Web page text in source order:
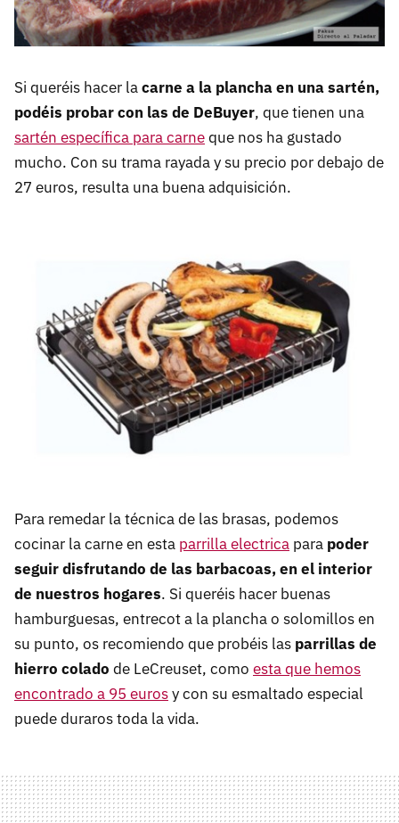
Si queréis hacer lacarne a la plancha en una sartén,
podéis probar con las de DeBuyer, que tienen una
sartén específica para carneque nos ha gustado
mucho. Con su trama rayada y su precio por debajo de
27 euros, resulta una buena adquisición.
Para remedar la técnica de las brasas, podemos
cocinar la carne en esta parrilla electrica para poder
seguir disfrutando de las barbacoas, en el interior
de nuestros hogares. Si queréis hacer buenas
hamburguesas, entrecot a la plancha o solomillos en
su punto, os recomiendo que probéis las parrillas de
hierro colado de LeCreuset, como esta que hemos
encontrado a 95 eurosy con su esmaltado especial
puede duraros toda la vida.